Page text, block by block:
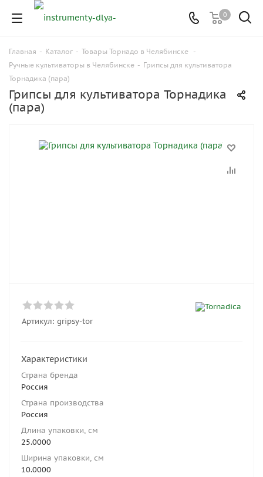
0
Главная - Каталог - Товары Торнадо в Челябинске -
Ручные культиваторы в Челябинске - Грипсы для культиватора
Торнадика (пара)
Грипсы для культиватора Торнадика
(пара)
Артикул: gripsy-tor
Характеристики
Страна бренда
Россия
Страна производства
Россия
Длина упаковки, см
25.0000
Ширина упаковки, см
10.0000